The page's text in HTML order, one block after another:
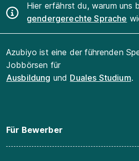
Hier erfährst du, warum uns
gendergerechte Sprache
Azubiyo ist eine der führenden
Jobbörsen für
Ausbildung und Duales Studium.
Für Bewerber